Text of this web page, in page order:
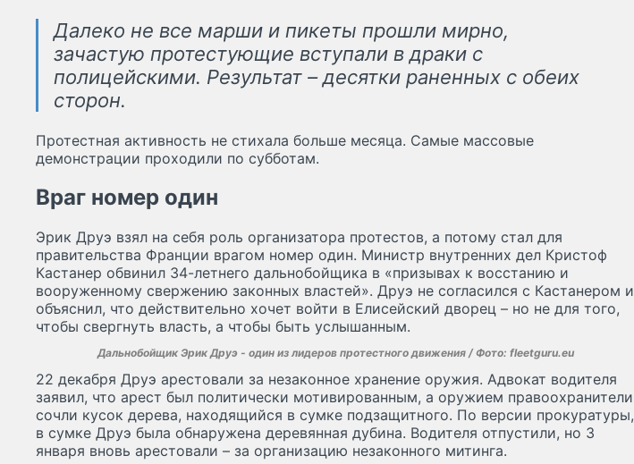
Далеко не все марши и пикеты прошли мирно,
зачастую протестующие вступали в драки с
полицейскими. Результат – десятки раненных с обеих
сторон.
Протестная активность не стихала больше месяца. Самые массовые
демонстрации проходили по субботам.
Враг номер один
Эрик Друэ взял на себя роль организатора протестов, а потому стал для
правительства Франции врагом номер один. Министр внутренних дел Кристоф
Кастанер обвинил 34-летнего дальнобойщика в «призывах к восстанию и
вооруженному свержению законных властей». Друэ не согласился с Кастанером и
объяснил, что действительно хочет войти в Елисейский дворец – но не для того,
чтобы свергнуть власть, а чтобы быть услышанным.
Дальнобойщик Эрик Друэ - один из лидеров протестного движения / Фото: fleetguru.eu
22 декабря Друэ арестовали за незаконное хранение оружия. Адвокат водителя
заявил, что арест был политически мотивированным, а оружием правоохранители
сочли кусок дерева, находящийся в сумке подзащитного. По версии прокуратуры,
в сумке Друэ была обнаружена деревянная дубина. Водителя отпустили, но 3
января вновь арестовали – за организацию незаконного митинга.